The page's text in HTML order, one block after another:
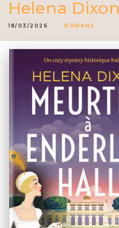
Helena Dixon
18/03/2026 ROMANS